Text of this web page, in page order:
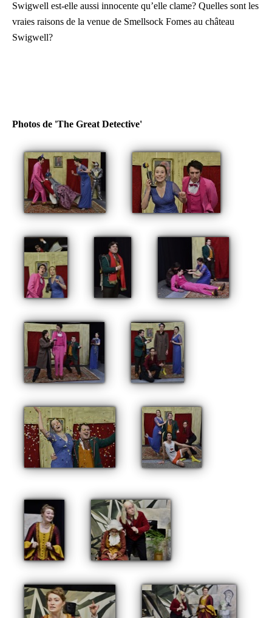
Swigwell est-elle aussi innocente qu’elle clame? Quelles sont les
vraies raisons de la venue de Smellsock Fomes au château
Swigwell?
Photos de 'The Great Detective'